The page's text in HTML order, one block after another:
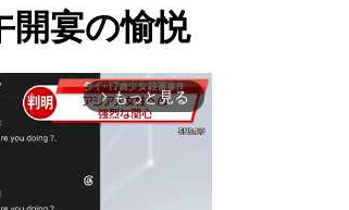
開宴の愉悦
arrow_forward_ios もっと見る